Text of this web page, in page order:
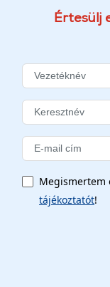
Értesülj
Megismertem
tájékoztatót!